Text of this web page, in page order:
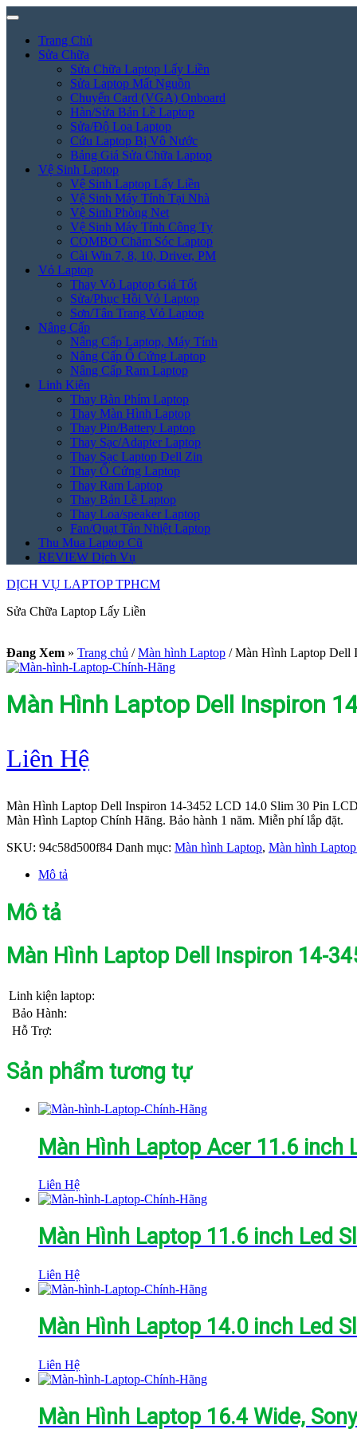
Trang Chủ
Sửa Chữa
Sửa Chữa Laptop Lấy Liền
Sửa Laptop Mất Nguồn
Chuyển Card (VGA) Onboard
Hàn/Sửa Bản Lề Laptop
Sửa/Độ Loa Laptop
Cứu Laptop Bị Vô Nước
Bảng Giá Sửa Chữa Laptop
Vệ Sinh Laptop
Vệ Sinh Laptop Lấy Liền
Vệ Sinh Máy Tính Tại Nhà
Vệ Sinh Phòng Net
Vệ Sinh Máy Tính Công Ty
COMBO Chăm Sóc Laptop
Cài Win 7, 8, 10, Driver, PM
Vỏ Laptop
Thay Vỏ Laptop Giá Tốt
Sửa/Phục Hồi Vỏ Laptop
Sơn/Tân Trang Vỏ Laptop
Nâng Cấp
Nâng Cấp Laptop, Máy Tính
Nâng Cấp Ổ Cứng Laptop
Nâng Cấp Ram Laptop
Linh Kiện
Thay Bàn Phím Laptop
Thay Màn Hình Laptop
Thay Pin/Battery Laptop
Thay Sạc/Adapter Laptop
Thay Sạc Laptop Dell Zin
Thay Ổ Cứng Laptop
Thay Ram Laptop
Thay Bản Lề Laptop
Thay Loa/speaker Laptop
Fan/Quạt Tản Nhiệt Laptop
Thu Mua Laptop Cũ
REVIEW Dịch Vụ
DỊCH VỤ LAPTOP TPHCM
Sửa Chữa Laptop Lấy Liền
Đang Xem » Trang chủ / Màn hình Laptop /Màn Hình Laptop Dell
Màn Hình Laptop Dell Inspiron
Liên Hệ
Màn Hình Laptop Dell Inspiron 14-3452 LCD 14.0 Slim 30 Pin LCD
Màn Hình Laptop Chính Hãng. Bảo hành 1 năm. Miễn phí lắp đặt.
SKU: 94c58d500f84 Danh mục: Màn hình Laptop, Màn hình
Mô tả
Mô tả
Màn Hình Laptop Dell Inspiron 14-
Linh kiện laptop:
Bảo Hành:
Hỗ Trợ:
Sản phẩm tương tự
Màn Hình Laptop Acer 11.6 inch
Liên Hệ
Màn Hình Laptop 11.6 inch Led
Liên Hệ
Màn Hình Laptop 14.0 inch Led
Liên Hệ
Màn Hình Laptop 16.4 Wide, Sony